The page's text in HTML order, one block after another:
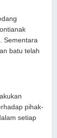
Sementara
batu telah
pihak-
setiap